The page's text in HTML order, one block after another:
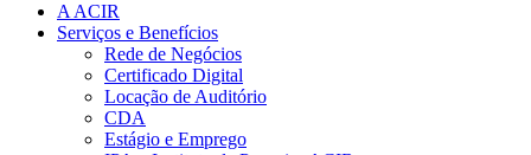
A ACIR
Serviços e Benefícios
Rede de Negócios
Certificado Digital
Locação de Auditório
CDA
Estágio e Emprego